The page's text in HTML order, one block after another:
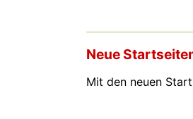
Neue
Mit den neuen